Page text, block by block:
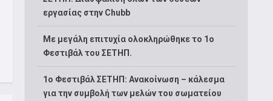
εργασίας στην Chubb
Με μεγάλη επιτυχία ολοκληρώθηκε το 1ο
Φεστιβάλ του ΣΕΤΗΠ.
1o Φεστιβάλ ΣΕΤΗΠ: Ανακοίνωση – κάλεσμα
για την συμβολή των μελών του σωματείου